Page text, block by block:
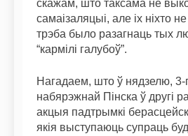
скажам, што таксама не
самаізаляцыі, але іх ніхто
трэба было разагнаць тых
“кармілі галубоў”.
Нагадаем, што ў нядзелю, 3-
набярэжнай Пінска ў другі
акцыя падтрымкі
якія выступаюць супраць